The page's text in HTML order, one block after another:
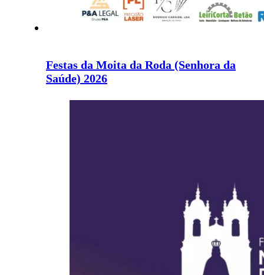
Festas da Moita da Roda (Senhora da
Saúde) 2026